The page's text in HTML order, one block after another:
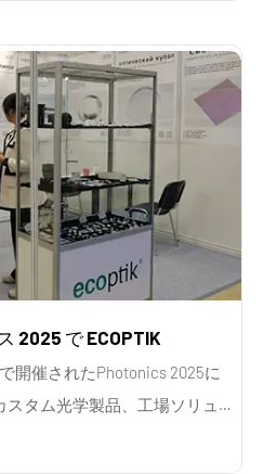
2025 で ECOPTIK
開催されたPhotonics 2025に
タム光学製品、工場ソリュ
紹介しました。